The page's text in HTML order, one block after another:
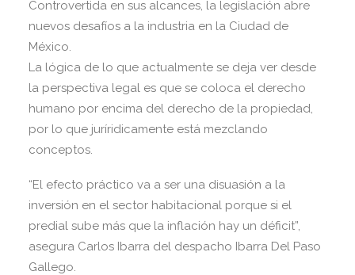
Search
Controvertida en sus alcances, la legislación abre
nuevos desafíos a la industria en la Ciudad de
México.
La lógica de lo que actualmente se deja ver desde
la perspectiva legal es que se coloca el derecho
humano por encima del derecho de la propiedad,
por lo que juríridicamente está mezclando
conceptos.
“El efecto práctico va a ser una disuasión a la
inversión en el sector habitacional porque si el
predial sube más que la inflación hay un déficit”,
asegura Carlos Ibarra del despacho Ibarra Del Paso
Gallego.